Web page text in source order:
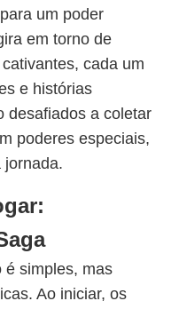
um poder
em torno de
cada um
e histórias
desafiados a coletar
poderes especiais,
jornada.
é simples, mas
Ao iniciar, os